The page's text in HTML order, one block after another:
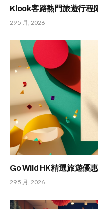
Klook客路熱門旅遊行程
29 5 月, 2026
Go Wild HK 精選旅遊優
29 5 月, 2026